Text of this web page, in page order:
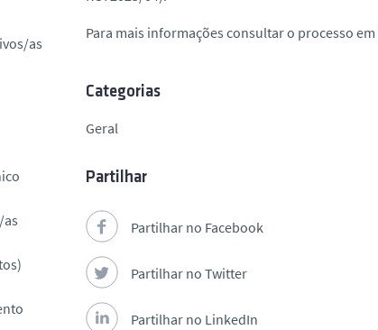
as
Para mais informações consultar o processo em
Categorias
Geral
Partilhar
Partilhar no Facebook
Partilhar no Twitter
Partilhar no LinkedIn